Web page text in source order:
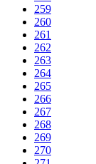
259
260
261
262
263
264
265
266
267
268
269
270